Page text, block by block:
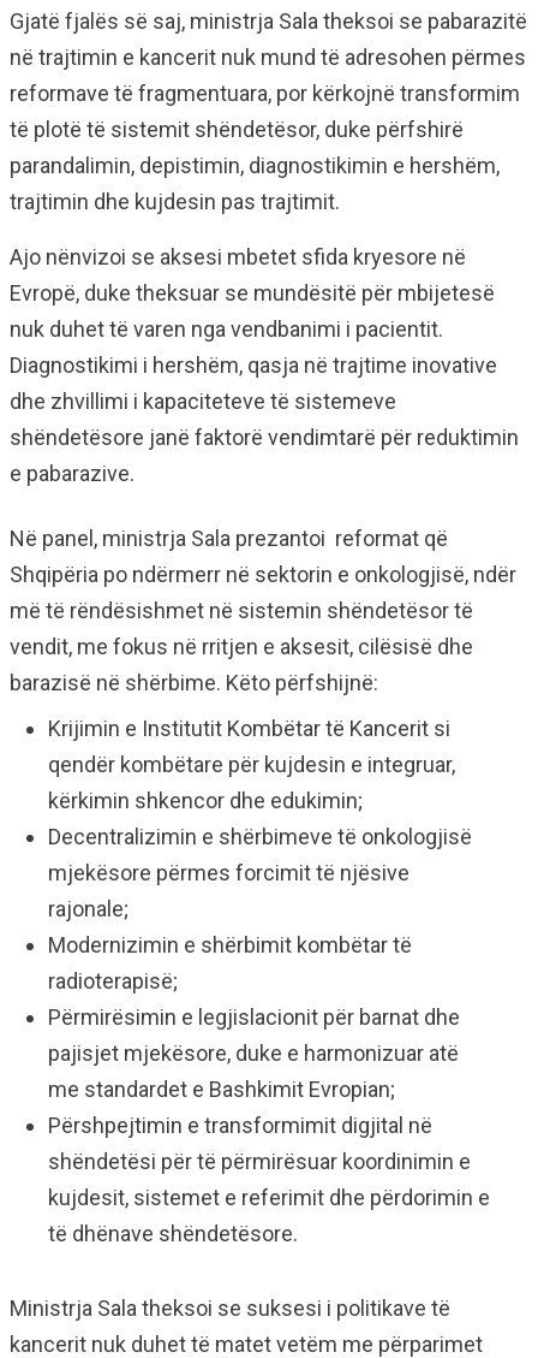
Gjatë fjalës së saj, ministrja Sala theksoi se pabarazitë
në trajtimin e kancerit nuk mund të adresohen përmes
reformave të fragmentuara, por kërkojnë transformim
të plotë të sistemit shëndetësor, duke përfshirë
parandalimin, depistimin, diagnostikimin e hershëm,
trajtimin dhe kujdesin pas trajtimit.
Ajo nënvizoi se aksesi mbetet sfida kryesore në
Evropë, duke theksuar se mundësitë për mbijetesë
nuk duhet të varen nga vendbanimi i pacientit.
Diagnostikimi i hershëm, qasja në trajtime inovative
dhe zhvillimi i kapaciteteve të sistemeve
shëndetësore janë faktorë vendimtarë për reduktimin
e pabarazive.
Në panel, ministrja Sala prezantoi reformat që
Shqipëria po ndërmerr në sektorin e onkologjisë, ndër
më të rëndësishmet në sistemin shëndetësor të
vendit, me fokus në rritjen e aksesit, cilësisë dhe
barazisë në shërbime. Këto përfshijnë:
Krijimin e Institutit Kombëtar të Kancerit si
qendër kombëtare për kujdesin e integruar,
kërkimin shkencor dhe edukimin;
Decentralizimin e shërbimeve të onkologjisë
mjekësore përmes forcimit të njësive
rajonale;
Modernizimin e shërbimit kombëtar të
radioterapisë;
Përmirësimin e legjislacionit për barnat dhe
pajisjet mjekësore, duke e harmonizuar atë
me standardet e Bashkimit Evropian;
Përshpejtimin e transformimit digjital në
shëndetësi për të përmirësuar koordinimin e
kujdesit, sistemet e referimit dhe përdorimin e
të dhënave shëndetësore.
Ministrja Sala theksoi se suksesi i politikave të
kancerit nuk duhet të matet vetëm me përparimet